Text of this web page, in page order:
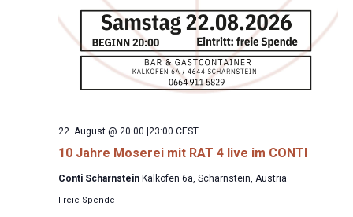
10 Jahre Moserei mit RAT 4 live im CONTI
22. August @ 20:00 |23:00 CEST
Conti Scharnstein Kalkofen 6a, Scharnstein, Austria
Freie Spende